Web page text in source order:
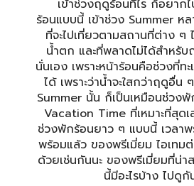
เข้าช่วงฤดูร้อนทีไร ก็อยากไ
ร้อนแบบนี้ เข้าช่วง Summer
ที่จะไปเที่ยวตามสถานที่ต่าง ๆ
น้ำตก และที่พลาดไม่ได้สำหรั
นั่นเอง เพราะหน้าร้อนคือช่วงที่ท
ได้ เพราะว่าน้ำจะใสกว่าฤดูอื่น
Summer นั้น ก็เป็นเหมือนช่วง
Vacation Time ที่เหมาะที่สุดเ
ช่วงพักร้อนยาว ๆ แบบนี้ เวลา
พร้อมแล้ว ของพรีเมี่ยม ไอเท
ด้วยเช่นกันนะ ของพรีเมี่ยมที่น่า
นี้มีอะไรบ้าง ไปดูกั